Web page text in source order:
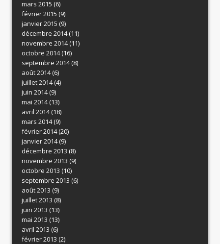
mars 2015 (6)
février 2015 (9)
janvier 2015 (9)
décembre 2014(11)
novembre 2014(11)
octobre 2014(16)
septembre 2014(8)
août 2014(6)
juillet 2014(4)
juin 2014(9)
mai 2014(13)
avril 2014(18)
mars 2014(9)
février 2014(20)
janvier 2014(9)
décembre 2013 (8)
novembre 2013 (9)
octobre 2013 (10)
septembre 2013 (6)
août 2013 (9)
juillet 2013 (8)
juin 2013 (13)
mai 2013 (13)
avril 2013 (6)
février 2013 (2)